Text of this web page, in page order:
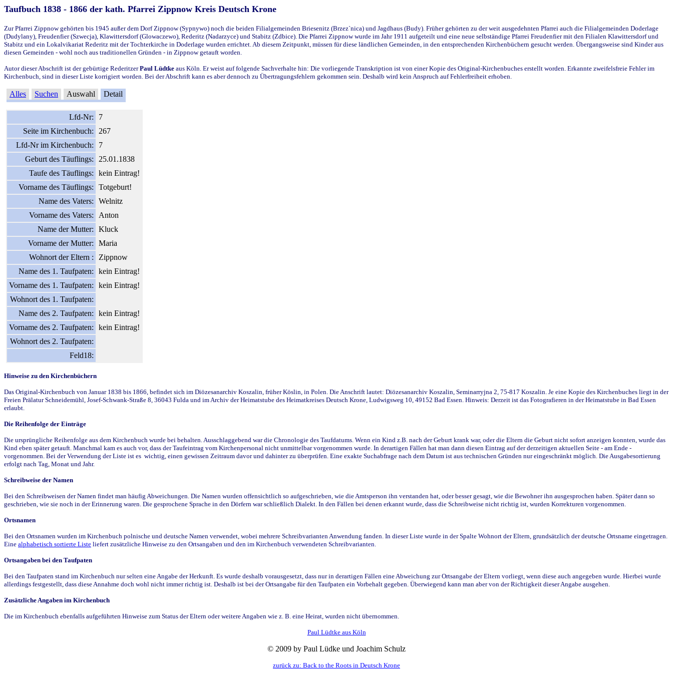
Taufbuch 1838 - 1866 der kath. Pfarrei Zippnow Kreis Deutsch Krone
Zur Pfarrei Zippnow gehörten bis 1945 außer dem Dorf Zippnow (Sypnywo) noch die beiden Filialgemeinden Briesenitz (Brzez`nica) und Jagdhaus (Budy). Früher gehörten zu der weit ausgedehnten Pfarrei auch die Filialgemeinden Doderlage
(Dudylany), Freudenfier (Szwecja), Klawittersdorf (Glowaczewo), Rederitz (Nadarzyce) und Stabitz (Zdbice). Die Pfarrei Zippnow wurde im Jahr 1911 aufgeteilt und eine neue selbständige Pfarrei Freudenfier mit den Filialen Klawittersdorf und
Stabitz und ein Lokalvikariat Rederitz mit der Tochterkirche in Doderlage wurden errichtet. Ab diesem Zeitpunkt, müssen für diese ländlichen Gemeinden, in den entsprechenden Kirchenbüchern gesucht werden. Übergangsweise sind Kinder aus
diesen Gemeinden - wohl noch aus traditionellen Gründen - in Zippnow getauft worden.
Autor dieser Abschrift ist der gebürtige RederitzerPaul Lüdtke aus Köln. Er weist auf folgende Sachverhalte hin: Die vorliegende Transkription ist von einer Kopie des Original-Kirchenbuches erstellt worden. Erkannte zweifelsfreie Fehler im
Kirchenbuch, sind in dieser Liste korrigiert worden. Bei der Abschrift kann es aber dennoch zu Übertragungsfehlern gekommen sein. Deshalb wird kein Anspruch auf Fehlerfreiheit erhoben.
Alles Suchen Auswahl Detail
Lfd-Nr:
7
Seite im Kirchenbuch:
267
Lfd-Nr im Kirchenbuch:
7
Geburt des Täuflings:
25.01.1838
Taufe des Täuflings:
kein Eintrag!
Vorname des Täuflings:
Totgeburt!
Name des Vaters:
Welnitz
Vorname des Vaters:
Anton
Name der Mutter:
Kluck
Vorname der Mutter:
Maria
Wohnort der Eltern :
Zippnow
Name des 1. Taufpaten:
kein Eintrag!
Vorname des 1. Taufpaten:
kein Eintrag!
Wohnort des 1. Taufpaten:
Name des 2. Taufpaten:
kein Eintrag!
Vorname des 2. Taufpaten:
kein Eintrag!
Wohnort des 2. Taufpaten:
Feld18:
Hinweise zu den Kirchenbüchern
Das Original-Kirchenbuch von Januar 1838 bis 1866, befindet sich im Diözesanarchiv Koszalin, früher Köslin, in Polen. Die Anschrift lautet: Diözesanarchiv Koszalin, Seminarryjna 2, 75-817 Koszalin. Je eine Kopie des Kirchenbuches liegt in der
Freien Prälatur Schneidemühl, Josef-Schwank-Straße 8, 36043 Fulda und im Archiv der Heimatstube des Heimatkreises Deutsch Krone, Ludwigsweg 10, 49152 Bad Essen. Hinweis: Derzeit ist das Fotografieren in der Heimatstube in Bad Essen
erlaubt.
Die Reihenfolge der Einträge
Die ursprüngliche Reihenfolge aus dem Kirchenbuch wurde bei behalten. Ausschlaggebend war die Chronologie des Taufdatums. Wenn ein Kind z.B. nach der Geburt krank war, oder die Eltern die Geburt nicht sofort anzeigen konnten, wurde das
Kind eben später getauft. Manchmal kam es auch vor, dass der Taufeintrag vom Kirchenpersonal nicht unmittelbar vorgenommen wurde. In derartigen Fällen hat man dann diesen Eintrag auf der derzeitigen aktuellen Seite - am Ende -
vorgenommen. Bei der Verwendung der Liste ist es wichtig, einen gewissen Zeitraum davor und dahinter zu überprüfen. Eine exakte Suchabfrage nach dem Datum ist aus technischen Gründen nur eingeschränkt möglich. Die Ausgabesortierung
erfolgt nach Tag, Monat und Jahr.
Schreibweise der Namen
Bei den Schreibweisen der Namen findet man häufig Abweichungen. Die Namen wurden offensichtlich so aufgeschrieben, wie die Amtsperson ihn verstanden hat, oder besser gesagt, wie die Bewohner ihn ausgesprochen haben. Später dann so
geschrieben, wie sie noch in der Erinnerung waren. Die gesprochene Sprache in den Dörfern war schließlich Dialekt. In den Fällen bei denen erkannt wurde, dass die Schreibweise nicht richtig ist, wurden Korrekturen vorgenommen.
Ortsnamen
Bei den Ortsnamen wurden im Kirchenbuch polnische und deutsche Namen verwendet, wobei mehrere Schreibvarianten Anwendung fanden. In dieser Liste wurde in der Spalte Wohnort der Eltern, grundsätzlich der deutsche Ortsname eingetragen.
Eine alphabetisch sortierte Liste liefert zusätzliche Hinweise zu den Ortsangaben und den im Kirchenbuch verwendeten Schreibvarianten.
Ortsangaben bei den Taufpaten
Bei den Taufpaten stand im Kirchenbuch nur selten eine Angabe der Herkunft. Es wurde deshalb vorausgesetzt, dass nur in derartigen Fällen eine Abweichung zur Ortsangabe der Eltern vorliegt, wenn diese auch angegeben wurde. Hierbei wurde
allerdings festgestellt, dass diese Annahme doch wohl nicht immer richtig ist. Deshalb ist bei der Ortsangabe für den Taufpaten ein Vorbehalt gegeben. Überwiegend kann man aber von der Richtigkeit dieser Angabe ausgehen.
Zusätzliche Angaben im Kirchenbuch
Die im Kirchenbuch ebenfalls aufgeführten Hinweise zum Status der Eltern oder weitere Angaben wie z. B. eine Heirat, wurden nicht übernommen.
Paul Lüdtke aus Köln
© 2009 by Paul Lüdke und Joachim Schulz
zurück zu: Back to the Roots in Deutsch Krone